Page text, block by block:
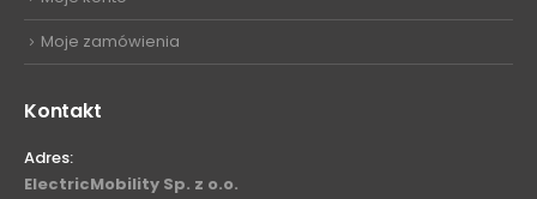
Moje zamówienia
Kontakt
Adres:
ElectricMobility Sp. z o.o.